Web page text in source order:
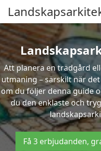
Att planera en trädgård
utmaning – särskilt när
om du följer denna guide
du den enklaste och
Få 3 erbjudanden,